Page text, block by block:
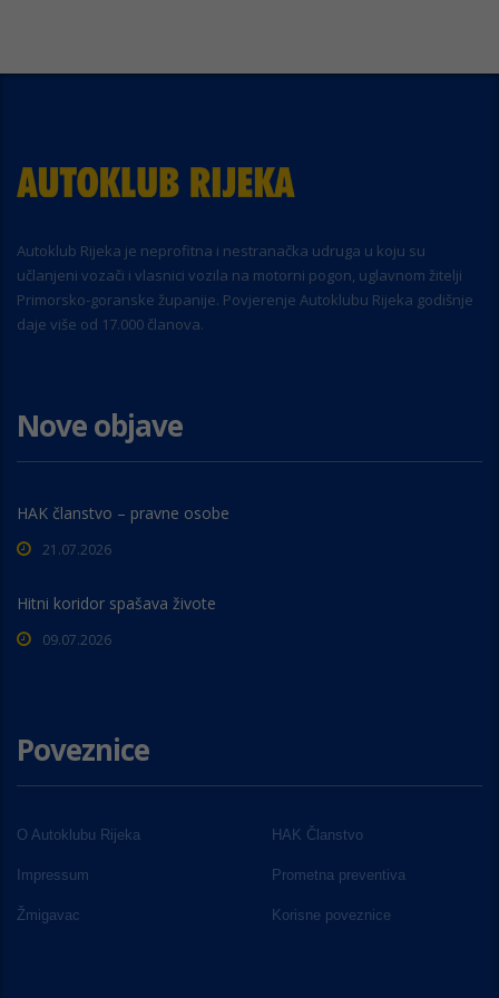
Autoklub Rijeka je neprofitna i nestranačka udruga u koju su
učlanjeni vozači i vlasnici vozila na motorni pogon, uglavnom žitelji
Primorsko-goranske županije. Povjerenje Autoklubu Rijeka godišnje
daje više od 17.000 članova.
Nove objave
HAK članstvo – pravne osobe
21.07.2026
Hitni koridor spašava živote
09.07.2026
Poveznice
O Autoklubu Rijeka HAK Članstvo
Impressum Prometna preventiva
Žmigavac Korisne poveznice